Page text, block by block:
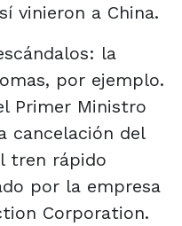
vinieron a China.
la
por ejemplo.
Primer Ministro
cancelación del
tren rápido
por la empresa
Corporation.